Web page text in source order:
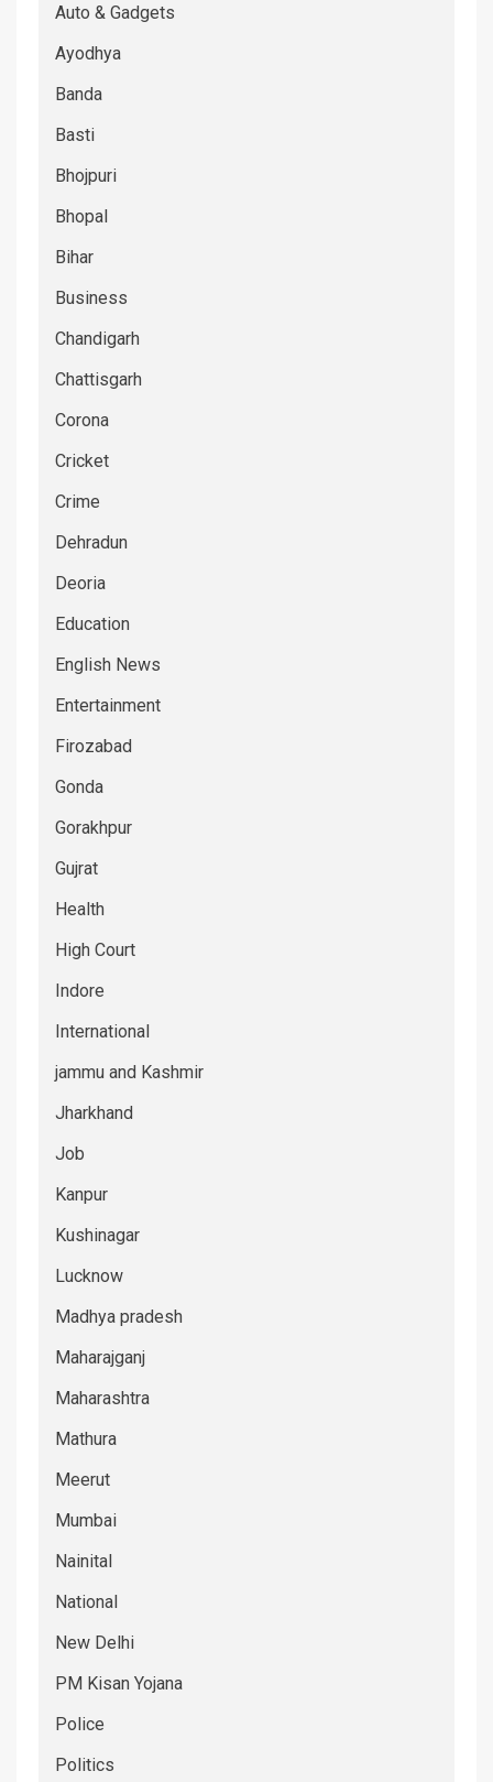
Auto & Gadgets
Ayodhya
Banda
Basti
Bhojpuri
Bhopal
Bihar
Business
Chandigarh
Chattisgarh
Corona
Cricket
Crime
Dehradun
Deoria
Education
English News
Entertainment
Firozabad
Gonda
Gorakhpur
Gujrat
Health
High Court
Indore
International
jammu and Kashmir
Jharkhand
Job
Kanpur
Kushinagar
Lucknow
Madhya pradesh
Maharajganj
Maharashtra
Mathura
Meerut
Mumbai
Nainital
National
New Delhi
PM Kisan Yojana
Police
Politics